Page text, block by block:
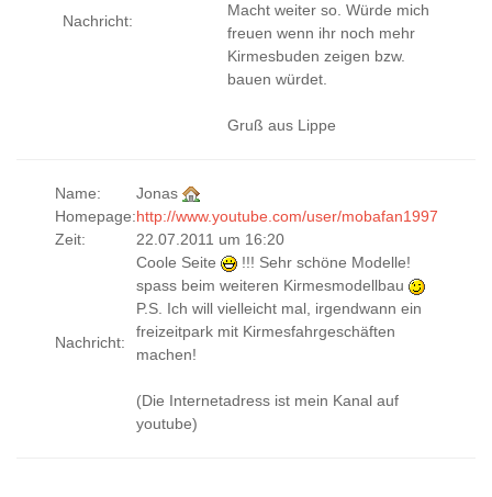
Nachricht:
Macht weiter so. Würde mich
freuen wenn ihr noch mehr
Kirmesbuden zeigen bzw.
bauen würdet.
Gruß aus Lippe
Name:
Jonas
Homepage:http://www.youtube.com/user/mobafan1997
Zeit:
22.07.2011 um 16:20
Nachricht:
Coole Seite
!!! Sehr schöne Modelle!
spass beim weiteren Kirmesmodellbau
P.S. Ich will vielleicht mal, irgendwann ein
freizeitpark mit Kirmesfahrgeschäften
machen!
(Die Internetadress ist mein Kanal auf
youtube)